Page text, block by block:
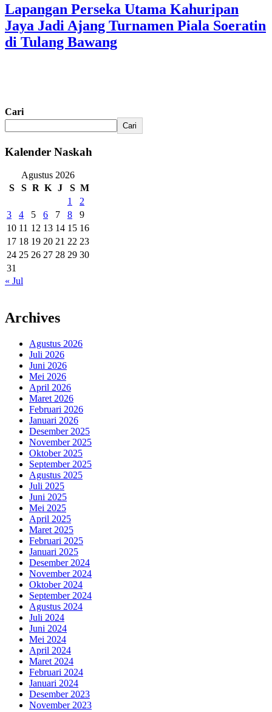
Lapangan Perseka Utama Kahuripan
Jaya Jadi Ajang Turnamen Piala Soeratin
di Tulang Bawang
Cari
Cari
Kalender Naskah
Agustus 2026
S
S R K J S M
1
2
3
4 5 6 7 8
9
10 11 12 13 14 15 16
17 18 19 20 21 22 23
24 25 26 27 28 29 30
31
« Jul
Archives
Agustus 2026
Juli 2026
Juni 2026
Mei 2026
April 2026
Maret 2026
Februari 2026
Januari 2026
Desember 2025
November 2025
Oktober 2025
September 2025
Agustus 2025
Juli 2025
Juni 2025
Mei 2025
April 2025
Maret 2025
Februari 2025
Januari 2025
Desember 2024
November 2024
Oktober 2024
September 2024
Agustus 2024
Juli 2024
Juni 2024
Mei 2024
April 2024
Maret 2024
Februari 2024
Januari 2024
Desember 2023
November 2023